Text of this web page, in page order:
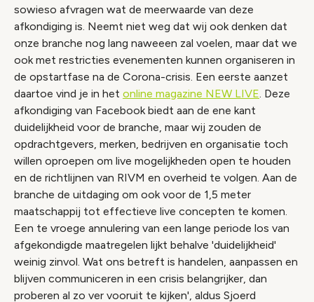
sowieso afvragen wat de meerwaarde van deze
afkondiging is. Neemt niet weg dat wij ook denken dat
onze branche nog lang naweeen zal voelen, maar dat we
ook met restricties evenementen kunnen organiseren in
de opstartfase na de Corona-crisis. Een eerste aanzet
daartoe vind je in het online magazine NEW LIVE. Deze
afkondiging van Facebook biedt aan de ene kant
duidelijkheid voor de branche, maar wij zouden de
opdrachtgevers, merken, bedrijven en organisatie toch
willen oproepen om live mogelijkheden open te houden
en de richtlijnen van RIVM en overheid te volgen. Aan de
branche de uitdaging om ook voor de 1,5 meter
maatschappij tot effectieve live concepten te komen.
Een te vroege annulering van een lange periode los van
afgekondigde maatregelen lijkt behalve 'duidelijkheid'
weinig zinvol. Wat ons betreft is handelen, aanpassen en
blijven communiceren in een crisis belangrijker, dan
proberen al zo ver vooruit te kijken', aldus Sjoerd